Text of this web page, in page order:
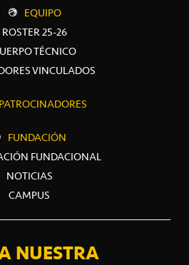
EQUIPO
ROSTER 25-26
TÉCNICO
VINCULADOS
PATROCINADORES
FUNDACIÓN
FUNDACIONAL
NOTICIAS
CAMPUS
NUESTRA